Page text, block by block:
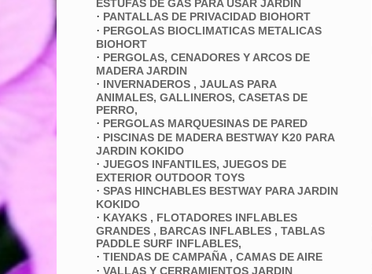
ESTUFAS DE GAS PARA USAR JARDÍN
· PANTALLAS DE PRIVACIDAD BIOHORT
· PERGOLAS BIOCLIMATICAS METALICAS
BIOHORT
· PERGOLAS, CENADORES Y ARCOS DE
MADERA JARDIN
· INVERNADEROS , JAULAS PARA
ANIMALES, GALLINEROS, CASETAS DE
PERRO,
· PERGOLAS MARQUESINAS DE PARED
· PISCINAS DE MADERA BESTWAY K20 PARA
JARDIN KOKIDO
· JUEGOS INFANTILES, JUEGOS DE
EXTERIOR OUTDOOR TOYS
· SPAS HINCHABLES BESTWAY PARA JARDIN
KOKIDO
· KAYAKS , FLOTADORES INFLABLES
GRANDES , BARCAS INFLABLES , TABLAS
PADDLE SURF INFLABLES,
· TIENDAS DE CAMPAÑA , CAMAS DE AIRE
· VALLAS Y CERRAMIENTOS JARDIN